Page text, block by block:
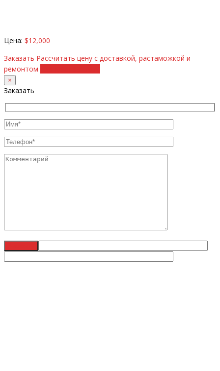
Цена: $12,000
Заказать Рассчитать цену с доставкой, растаможкой и
ремонтом
×
Заказать